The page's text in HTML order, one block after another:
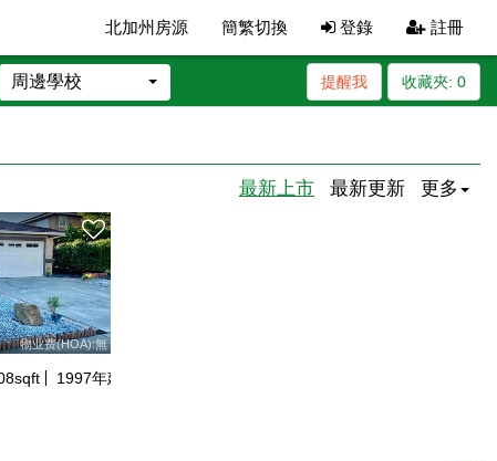
北加州房源 簡繁切換 登錄 註冊
周邊學校 收藏夾: 0
提醒我
最新上市 最新更新 更多
物业费(HOA):無
sqft 1997年建